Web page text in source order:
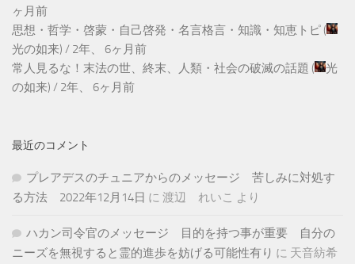
ヶ月前
思想・哲学・啓蒙・自己啓発・名言格言・知識・知恵トピ (
光の如来) / 2年、 6ヶ月前
常人見るな！末法の世、終末、人類・社会の破滅の話題 (
光
の如来) / 2年、 6ヶ月前
最近のコメント
プレアデスのチュニアからのメッセージ 苦しみに対処す
る方法 2022年12月14日 に 渡辺 れいこ より
ハカン司令官のメッセージ 目的を持つ事が重要 自分の
ニーズを無視すると霊的進歩を妨げる可能性有り に 天音紡希